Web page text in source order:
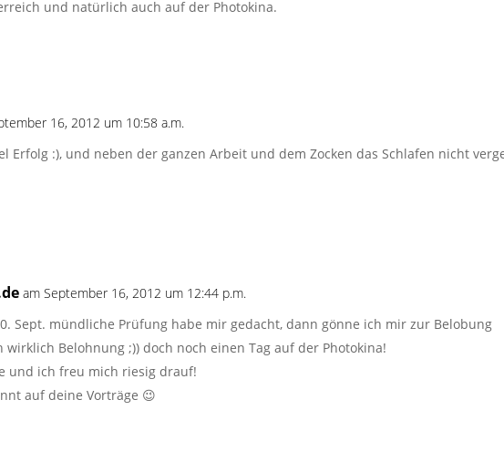
und natürlich auch auf der Photokina.
16, 2012 um 10:58 a.m.
Erfolg :), und neben der ganzen Arbeit und dem Zocken das Schlafen nicht
am September 16, 2012 um 12:44 p.m.
Sept. mündliche Prüfung habe mir gedacht, dann gönne ich mir zur Belobung
Belohnung ;)) doch noch einen Tag auf der Photokina!
und ich freu mich riesig drauf!
auf deine Vorträge 😉